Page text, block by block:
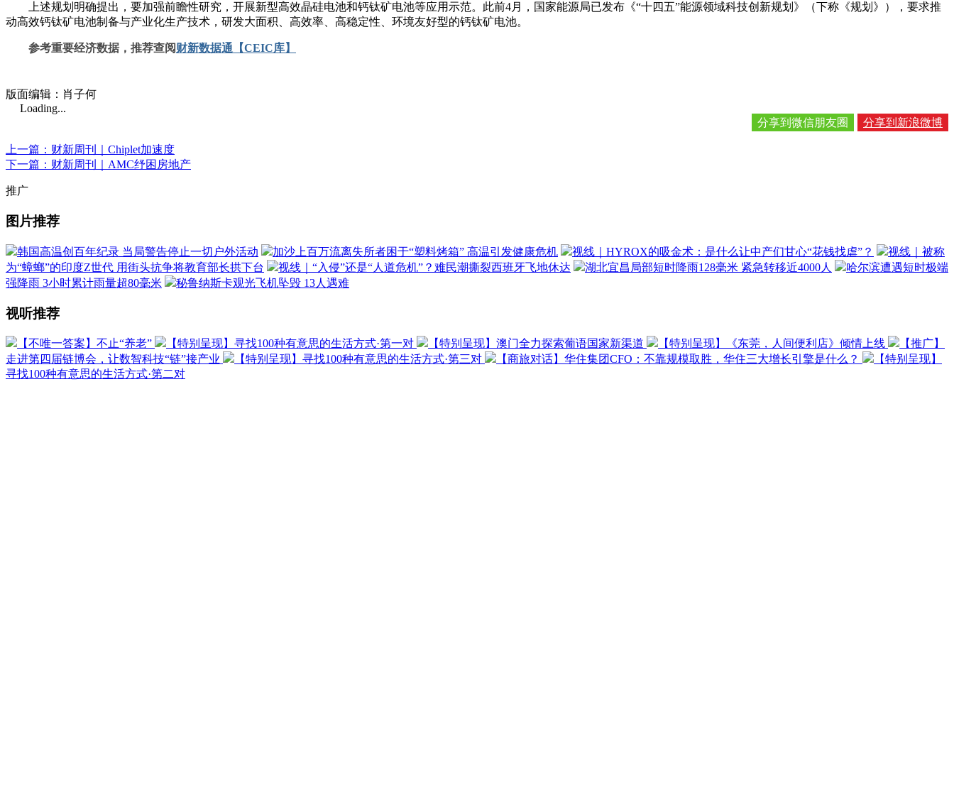
上述规划明确提出，要加强前瞻性研究，开展新型高效晶硅电池和钙钛矿电池等应用示范。此前4月，国家能源局已发布《“十四五”能源领域科技创新规划》（下称《规划》），要求推
动高效钙钛矿电池制备与产业化生产技术，研发大面积、高效率、高稳定性、环境友好型的钙钛矿电池。
参考重要经济数据，推荐查阅财新数据通【CEIC库】
版面编辑：肖子何
Loading...
分享到新浪微博
分享到微信朋友圈
上一篇：财新周刊｜Chiplet加速度
下一篇：财新周刊｜AMC纾困房地产
推广
图片推荐
韩国高温创百年纪录 当局警告停止一切户外活动 加沙上百万流离失所者困于“塑料烤箱” 高温引发健康危机 视线｜HYROX的吸金术：是什么让中产们甘心“花钱找虐”？
视线｜被称
为“蟑螂”的印度Z世代 用街头抗争将教育部长拱下台
视线｜“入侵”还是“人道危机”？难民潮撕裂西班牙飞地休达 湖北宜昌局部短时降雨128毫米 紧急转移近4000人
哈尔滨遭遇短时极端
强降雨 3小时累计雨量超80毫米
秘鲁纳斯卡观光飞机坠毁 13人遇难
视听推荐
【不唯一答案】不止“养老” 【特别呈现】寻找100种有意思的生活方式·第一对 【特别呈现】澳门全力探索葡语国家新渠道 【特别呈现】《东莞，人间便利店》倾情上线
【推广】
走进第四届链博会，让数智科技“链”接产业
【特别呈现】寻找100种有意思的生活方式·第三对 【商旅对话】华住集团CFO：不靠规模取胜，华住三大增长引擎是什么？
【特别呈现】
寻找100种有意思的生活方式·第二对